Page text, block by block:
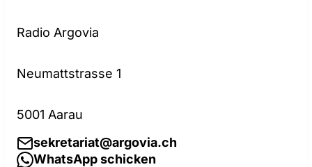
Radio Argovia
Neumattstrasse 1
5001 Aarau
sekretariat@argovia.ch
WhatsApp schicken